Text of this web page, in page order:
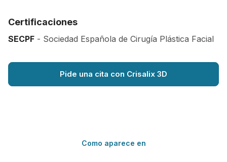
Certificaciones
SECPF - Sociedad Española de Cirugía Plástica Facial
Pide una cita con Crisalix 3D
Como aparece en